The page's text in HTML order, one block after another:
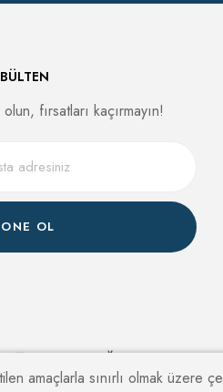
fırsatları kaçırmayın!
OL
amaçlarla sınırlı olmak üzere